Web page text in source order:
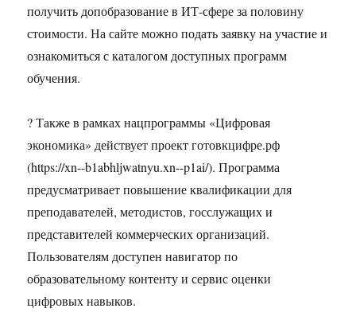
получить допобразование в ИТ-сфере за половину
стоимости. На сайте можно подать заявку на участие и
ознакомиться с каталогом доступных программ
обучения.
? Также в рамках нацпрограммы «Цифровая
экономика» действует проект готовкцифре.рф
(https://xn--b1abhljwatnyu.xn--p1ai/). Программа
предусматривает повышение квалификации для
преподавателей, методистов, госслужащих и
представителей коммерческих организаций.
Пользователям доступен навигатор по
образовательному контенту и сервис оценки
цифровых навыков.